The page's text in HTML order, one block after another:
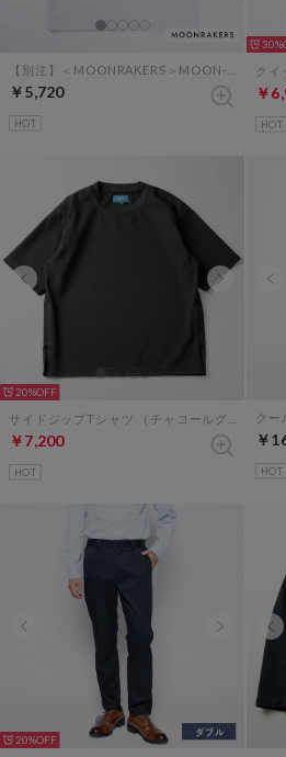
￥5,720
HOT
30%
￥
HOT
20%
￥7,200
HOT
￥
HOT
20%